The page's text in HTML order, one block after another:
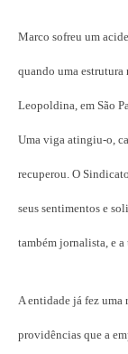
Marco sofreu um
quando uma
Leopoldina, em São
Uma viga atingiu-o,
recuperou. O
seus sentimentos e
também jornalista, e
A entidade já fez uma
providências que a